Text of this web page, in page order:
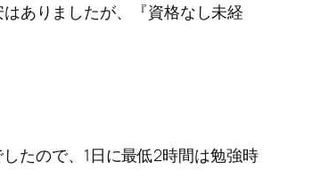
ありましたが、『資格なし未経
たので、1日に最低2時間は勉強時